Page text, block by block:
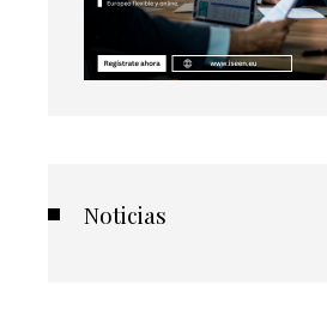
Noticias